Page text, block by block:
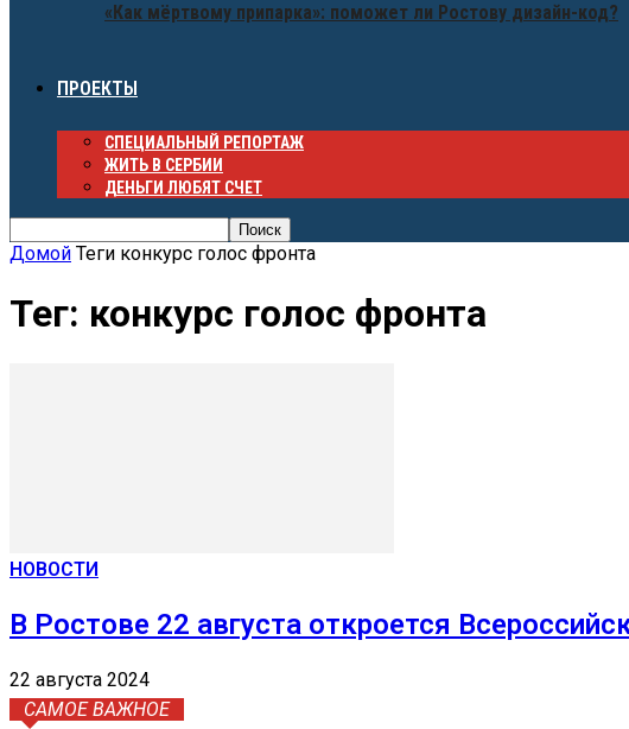
«Как мёртвому припарка»: поможет ли Ростову дизайн-код?
ПРОЕКТЫ
СПЕЦИАЛЬНЫЙ РЕПОРТАЖ
ЖИТЬ В СЕРБИИ
ДЕНЬГИ ЛЮБЯТ СЧЕТ
Домой Теги конкурс голос фронта
Тег: конкурс голос фронта
НОВОСТИ
В Ростове 22 августа откроется
22 августа 2024
САМОЕ ВАЖНОЕ